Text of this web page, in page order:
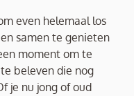
even helemaal los
samen te genieten
moment om te
beleven die nog
je nu jong of oud